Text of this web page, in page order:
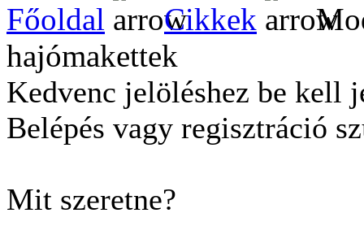
Főoldal Cikkek
hajómakettek
Kedvenc jelöléshez be kell
Belépés vagy regisztráció
Mit szeretne?